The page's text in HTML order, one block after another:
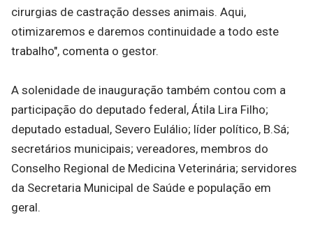
cirurgias de castração desses animais. Aqui,
otimizaremos e daremos continuidade a todo este
trabalho", comenta o gestor.
A solenidade de inauguração também contou com a
participação do deputado federal, Átila Lira Filho;
deputado estadual, Severo Eulálio; líder político, B.Sá;
secretários municipais; vereadores, membros do
Conselho Regional de Medicina Veterinária; servidores
da Secretaria Municipal de Saúde e população em
geral.